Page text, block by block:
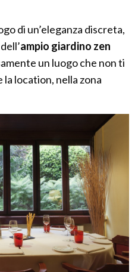
di un’eleganza discreta,
ampio giardino zen
un luogo che non ti
location, nella zona